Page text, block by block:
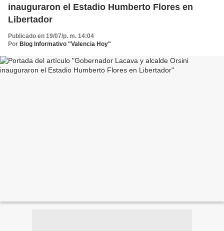
inauguraron el Estadio Humberto Flores en
Libertador
Publicado en 19/07/p. m. 14:04
Por Blog Informativo "Valencia Hoy"